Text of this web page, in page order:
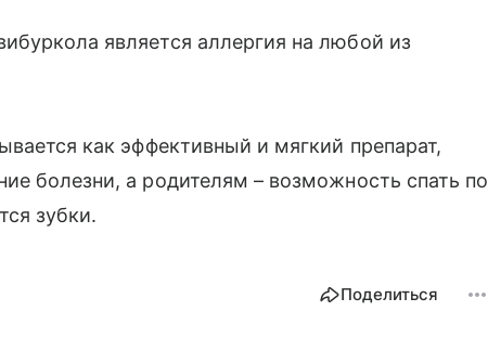
является аллергия на любой из
как эффективный и мягкий препарат,
болезни, а родителям – возможность спать по
зубки.
Поделиться